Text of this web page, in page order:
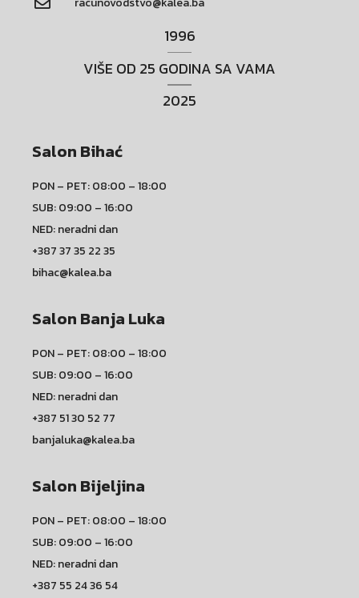
1996
VIŠE OD 25 GODINA SA VAMA
2025
Salon Bihać
PON – PET: 08:00 – 18:00
SUB: 09:00 – 16:00
NED: neradni dan
+387 37 35 22 35
bihac@kalea.ba
Salon Banja Luka
PON – PET: 08:00 – 18:00
SUB: 09:00 – 16:00
NED: neradni dan
+387 51 30 52 77
banjaluka@kalea.ba
Salon Bijeljina
PON – PET: 08:00 – 18:00
SUB: 09:00 – 16:00
NED: neradni dan
+387 55 24 36 54